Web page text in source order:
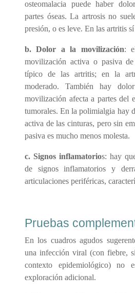
osteomalacia puede haber
partes óseas. La artrosis no
presión, o es leve. En las artritis
b.Dolor a la movilización:
movilización activa o pasiva
típico de las artritis; en la
moderado. También hay
movilización afecta a partes del
tumorales. En la polimialgia hay
activa de las cinturas, pero sin
pasiva es mucho menos molesta.
c. Signos inflamatorios: hay
de signos inflamatorios y
articulaciones periféricas,
Pruebas
En los cuadros agudos
una infección viral (con fiebre,
contexto epidemiológico) no
exploración adicional.